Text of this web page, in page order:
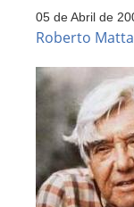
05 de Abril de
Roberto Matta